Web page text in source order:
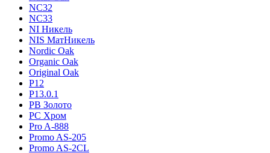
NC32
NC33
NI Никель
NIS МатНикель
Nordic Oak
Organic Oak
Original Oak
P12
P13.0.1
PB Золото
PC Хром
Pro A-888
Promo AS-205
Promo AS-2CL